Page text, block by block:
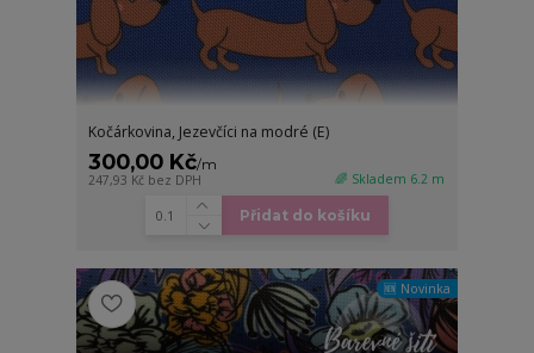
Kočárkovina, Jezevčíci na modré (E)
300,00 Kč/m
247,93 Kč bez DPH 🌈 Skladem 6.2 m
Přidat do košíku
🆕 Novinka